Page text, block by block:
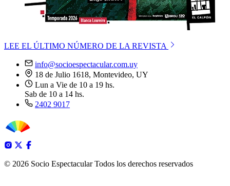
LEE EL ÚLTIMO NÚMERO DE LA REVISTA
info@socioespectacular.com.uy
18 de Julio 1618, Montevideo, UY
Lun a Vie de 10 a 19 hs.
Sab de 10 a 14 hs.
2402 9017
© 2026 Socio Espectacular Todos los derechos reservados